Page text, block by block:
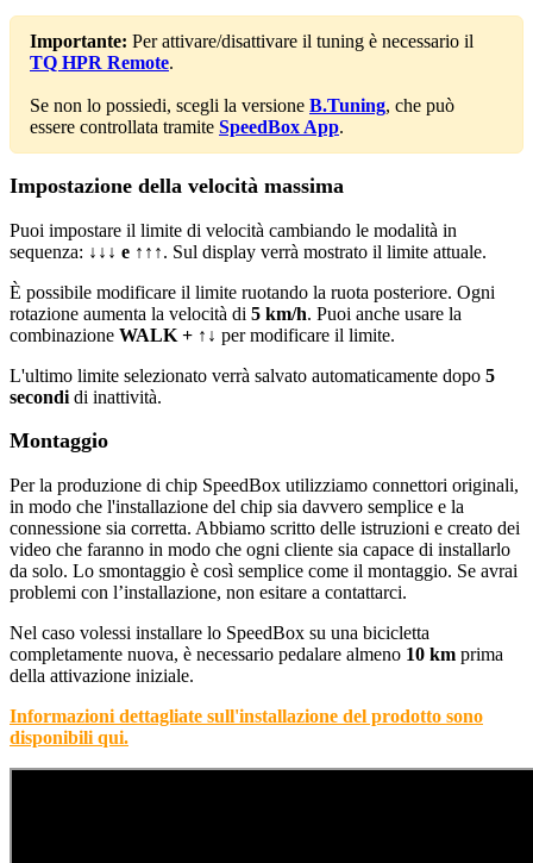
Importante: Per attivare/disattivare il tuning è necessario il
TQ HPR Remote.
Se non lo possiedi, scegli la versione B.Tuning, che può
essere controllata tramite SpeedBox App.
Impostazione della velocità massima
Puoi impostare il limite di velocità cambiando le modalità in
sequenza: ↓↓↓ e ↑↑↑. Sul display verrà mostrato il limite attuale.
È possibile modificare il limite ruotando la ruota posteriore. Ogni
rotazione aumenta la velocità di 5 km/h. Puoi anche usare la
combinazione WALK + ↑↓ per modificare il limite.
L'ultimo limite selezionato verrà salvato automaticamente dopo 5
secondi di inattività.
Montaggio
Per la produzione di chip SpeedBox utilizziamo connettori originali,
in modo che l'installazione del chip sia davvero semplice e la
connessione sia corretta. Abbiamo scritto delle istruzioni e creato dei
video che faranno in modo che ogni cliente sia capace di installarlo
da solo. Lo smontaggio è così semplice come il montaggio. Se avrai
problemi con l’installazione, non esitare a contattarci.
Nel caso volessi installare lo SpeedBox su una bicicletta
completamente nuova, è necessario pedalare almeno 10 km prima
della attivazione iniziale.
Informazioni dettagliate sull'installazione del prodotto sono
disponibili qui.